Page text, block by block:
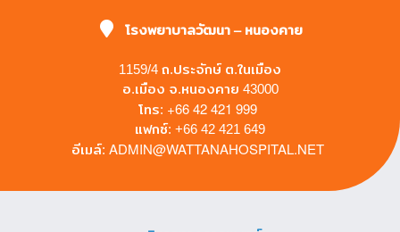
โรงพยาบาลวัฒนา – หนองคาย
1159/4 ถ.ประจักษ์ ต.ในเมือง
อ.เมือง จ.หนองคาย 43000
โทร: +66 42 421 999
แฟกซ์: +66 42 421 649
อีเมล์: ADMIN@WATTANAHOSPITAL.NET